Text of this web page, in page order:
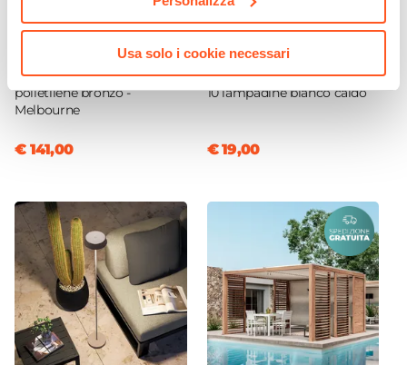
Usa solo i cookie necessari
CODICE:AS-84BN
Vaso da esterno 100x30 h
cm tutta capienza in
polietilene bronzo -
Melbourne
€ 141,00
CODICE:CTN-1BN
Catena luminosa LED da 5
metri a ricarica solare con
10 lampadine bianco caldo
€ 19,00